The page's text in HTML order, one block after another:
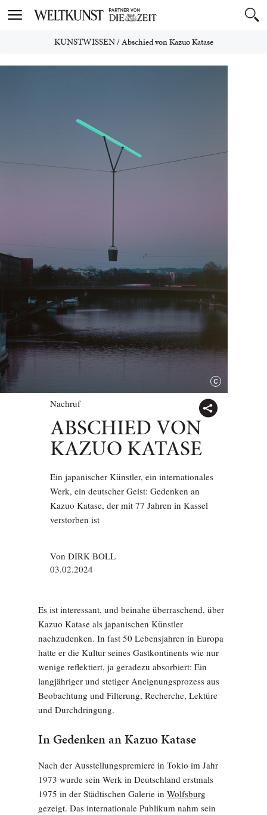
Toggle
KUNSTWISSEN/Abschied von Kazuo Katase
Nachruf
ABSCHIED VON
KAZUO KATASE
Ein japanischer Künstler, ein internationales
Werk, ein deutscher Geist: Gedenken an
Kazuo Katase, der mit 77 Jahren in Kassel
verstorben ist
Von DIRK BOLL
03.02.2024
Es ist interessant, und beinahe überraschend, über
Kazuo Katase als japanischen Künstler
nachzudenken. In fast 50 Lebensjahren in Europa
hatte er die Kultur seines Gastkontinents wie nur
wenige reflektiert, ja geradezu absorbiert: Ein
langjähriger und stetiger Aneignungsprozess aus
Beobachtung und Filterung, Recherche, Lektüre
und Durchdringung.
In Gedenken an Kazuo Katase
Nach der Ausstellungspremiere in Tokio im Jahr
1973 wurde sein Werk in Deutschland erstmals
1975 in der Städtischen Galerie in Wolfsburg
gezeigt. Das internationale Publikum nahm sein